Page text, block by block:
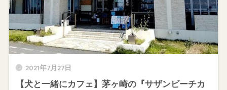
2021年7月27日
【犬と一緒にカフェ】茅ヶ崎の『サザンビーチカ